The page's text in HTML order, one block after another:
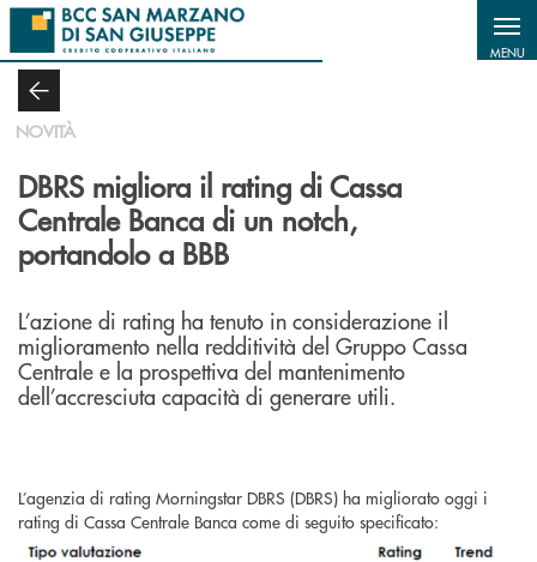
Salta al contenuto principale
MENU
NOVITÀ
DBRS migliora il rating di Cassa
Centrale Banca di un notch,
portandolo a BBB
L’azione di rating ha tenuto in considerazione il
miglioramento nella redditività del Gruppo Cassa
Centrale e la prospettiva del mantenimento
dell’accresciuta capacità di generare utili.
L’agenzia di rating Morningstar DBRS (DBRS) ha migliorato oggi i
rating di Cassa Centrale Banca come di seguito specificato: